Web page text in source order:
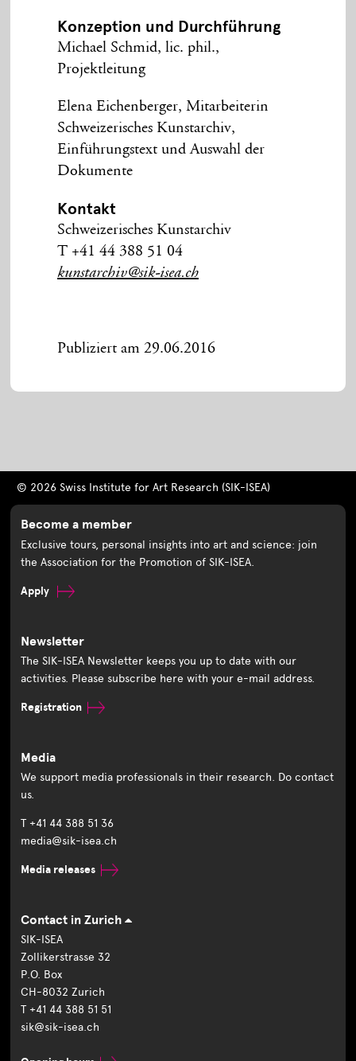
Konzeption und Durchführung
Michael Schmid, lic. phil.,
Projektleitung
Elena Eichenberger, Mitarbeiterin
Schweizerisches Kunstarchiv,
Einführungstext und Auswahl der
Dokumente
Kontakt
Schweizerisches Kunstarchiv
T +41 44 388 51 04
kunstarchiv@sik-isea.ch
Publiziert am 29.06.2016
© 2026 Swiss Institute for Art Research (SIK-ISEA)
Become a member
Exclusive tours, personal insights into art and science: join
the Association for the Promotion of SIK-ISEA.
Apply
Newsletter
The SIK-ISEA Newsletter keeps you up to date with our
activities. Please subscribe here with your e-mail address.
Registration
Media
We support media professionals in their research. Do contact
us.
T +41 44 388 51 36
media@sik-isea.ch
Media releases
Contact in Zurich
SIK-ISEA
Zollikerstrasse 32
P.O. Box
CH-8032 Zurich
T +41 44 388 51 51
sik@sik-isea.ch